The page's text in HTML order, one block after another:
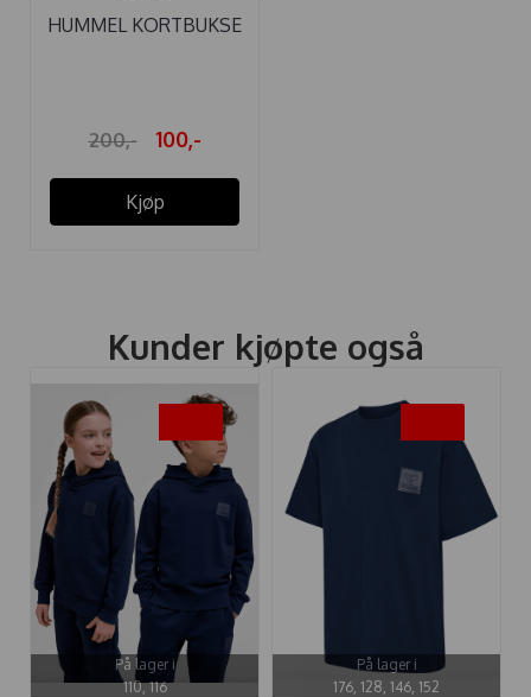
HUMMEL KORTBUKSE
200,- 100,-
Kjøp
Kunder kjøpte også
På lager i
110, 116
På lager i
176, 128, 146, 152